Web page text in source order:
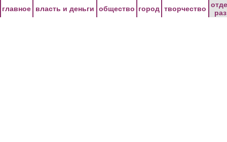
главное власть и деньги общество город творчество